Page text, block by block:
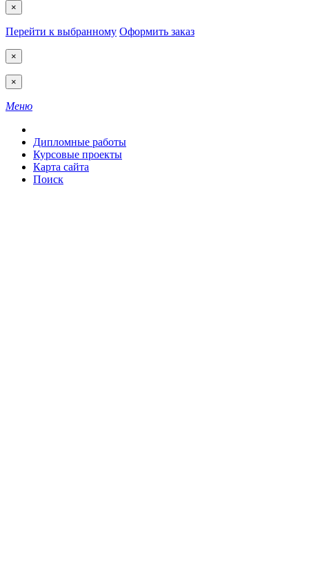
×
Перейти к выбранному Оформить заказ
×
×
Меню
Дипломные работы
Курсовые проекты
Карта сайта
Поиск